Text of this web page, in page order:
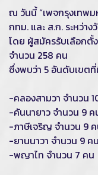
ณ วันนี้ “เพจกรุงเทพม
กทม. และ ส.ก. ระหว่า
โดย ผู้สมัครรับเลือกตั้
จำนวน 258 คน
ซึ่งพบว่า 5 อันดับเขต
-คลองสามวา จำนวน
-คันนายาว จำนวน 9 ค
-ภาษีเจริญ จำนวน 9
-ยานนาวา จำนวน 9 คน
-พญาไท จำนวน 7 คน